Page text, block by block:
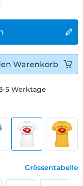
5 Werktage
Grössentabelle
Warenkorb